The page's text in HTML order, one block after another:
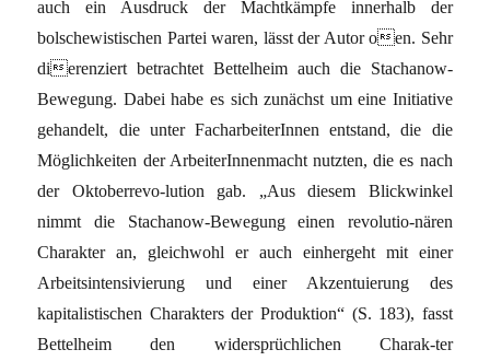
auch ein Ausdruck der Machtkämpfe innerhalb der
bolschewistischen Partei waren, lässt der Autor oen. Sehr
dierenziert betrachtet Bettelheim auch die Stachanow-
Bewegung. Dabei habe es sich zunächst um eine Initiative
gehandelt, die unter FacharbeiterInnen entstand, die die
Möglichkeiten der ArbeiterInnenmacht nutzten, die es nach
der Oktoberrevo-lution gab. „Aus diesem Blickwinkel
nimmt die Stachanow-Bewegung einen revolutio-nären
Charakter an, gleichwohl er auch einhergeht mit einer
Arbeitsintensivierung und einer Akzentuierung des
kapitalistischen Charakters der Produktion“ (S. 183), fasst
Bettelheim den widersprüchlichen Charak-ter